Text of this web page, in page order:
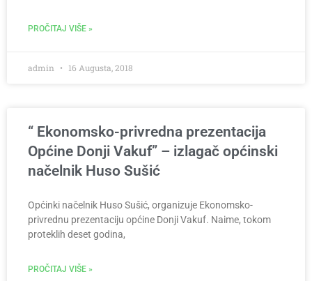
PROČITAJ VIŠE »
admin 16 Augusta, 2018
“ Ekonomsko-privredna prezentacija
Općine Donji Vakuf” – izlagač općinski
načelnik Huso Sušić
Općinki načelnik Huso Sušić, organizuje Ekonomsko-
privrednu prezentaciju općine Donji Vakuf. Naime, tokom
proteklih deset godina,
PROČITAJ VIŠE »